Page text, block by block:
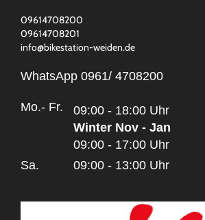
09614708200
09614708201
info@bikestation-weiden.de
WhatsApp 0961/ 4708200
Mo.- Fr. 09:00 - 18:00 Uhr
Winter Nov - Jan
09:00 - 17:00 Uhr
Sa.
09:00 - 13:00 Uhr